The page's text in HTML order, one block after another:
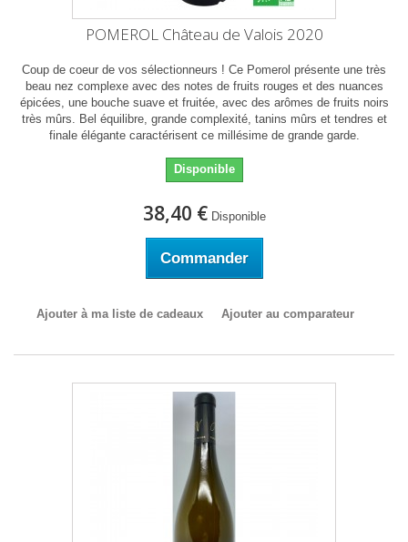
POMEROL Château de Valois 2020
Coup de coeur de vos sélectionneurs ! Ce Pomerol présente une très
beau nez complexe avec des notes de fruits rouges et des nuances
épicées, une bouche suave et fruitée, avec des arômes de fruits noirs
très mûrs. Bel équilibre, grande complexité, tanins mûrs et tendres et
finale élégante caractérisent ce millésime de grande garde.
Disponible
38,40 € Disponible
Commander
Ajouter à ma liste de cadeaux Ajouter au comparateur